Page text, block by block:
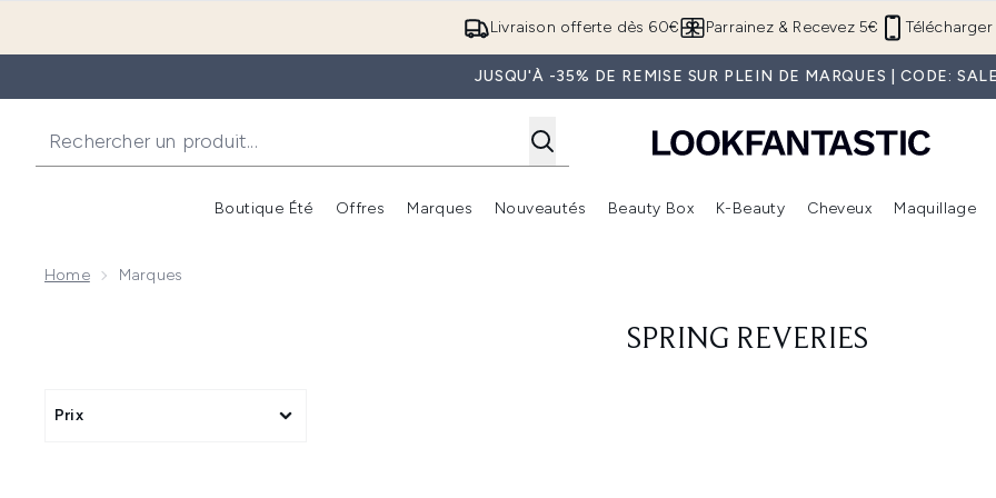
Passer au contenu principal
Livraison offerte dès 60€ Télécharger
Parrainez & Recevez 5€
JUSQU'À -35% DE REMISE SUR PLEIN DE MARQUES | CODE:
Boutique Été
Accédez au sous-menu (Boutique Été )
Offres
Accédez au sous-menu (Offres)
Marques
Accédez au sous-menu (Marques)
Nouveautés
Accédez au sous-menu (Nouveautés)
Beauty Box
Accédez au sous-menu (Beauty Box)
K-Beauty Cheveux Maquillage
Home Marques
SPRING REVERIES
Prix